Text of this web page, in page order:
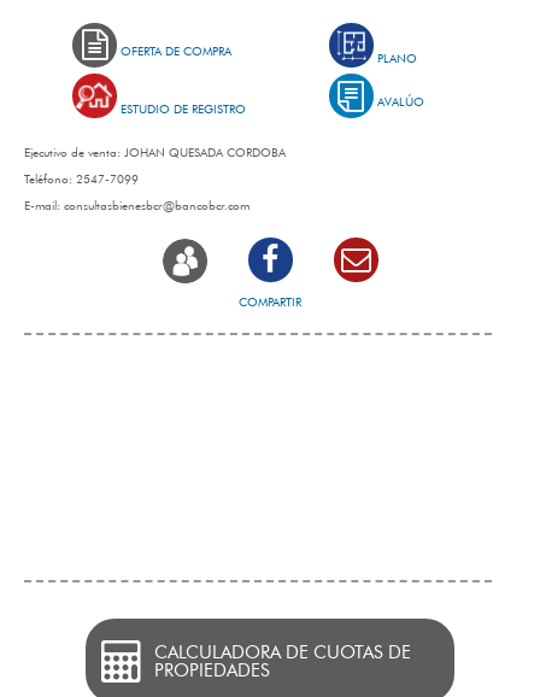
OFERTA DE COMPRA PLANO
ESTUDIO DE REGISTRO AVALÚO
Ejecutivo de venta: JOHAN QUESADA CORDOBA
Teléfono: 2547-7099
E-mail: consultasbienesbcr@bancobcr.com
COMPARTIR
CALCULADORA DE CUOTAS DE
PROPIEDADES